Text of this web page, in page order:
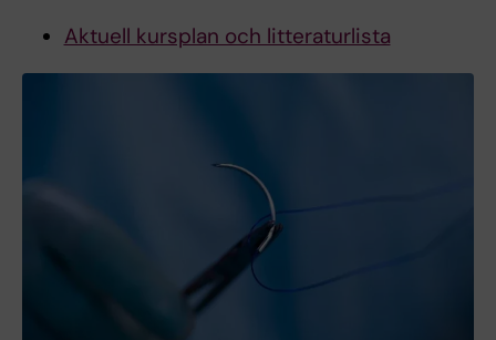
Aktuell kursplan och litteraturlista